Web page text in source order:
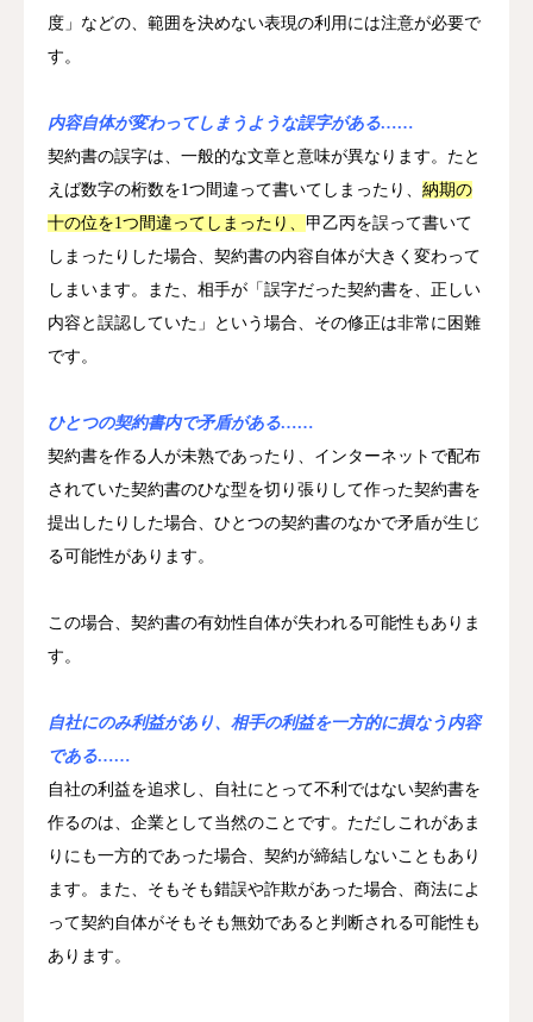
度」などの、範囲を決めない表現の利用には注意が必要で
す。
内容自体が変わってしまうような誤字がある……
契約書の誤字は、一般的な文章と意味が異なります。たと
えば数字の桁数を1つ間違って書いてしまったり、 納期の
十の位を1つ間違ってしまったり、 甲乙丙を誤って書いて
しまったりした場合、契約書の内容自体が大きく変わって
しまいます。また、相手が「誤字だった契約書を、正しい
内容と誤認していた」という場合、その修正は非常に困難
です。
ひとつの契約書内で矛盾がある……
契約書を作る人が未熟であったり、インターネットで配布
されていた契約書のひな型を切り張りして作った契約書を
提出したりした場合、ひとつの契約書のなかで矛盾が生じ
る可能性があります。
この場合、契約書の有効性自体が失われる可能性もありま
す。
自社にのみ利益があり、相手の利益を一方的に損なう内容
である……
自社の利益を追求し、自社にとって不利ではない契約書を
作るのは、企業として当然のことです。ただしこれがあま
りにも一方的であった場合、契約が締結しないこともあり
ます。また、そもそも錯誤や詐欺があった場合、商法によ
って契約自体がそもそも無効であると判断される可能性も
あります。